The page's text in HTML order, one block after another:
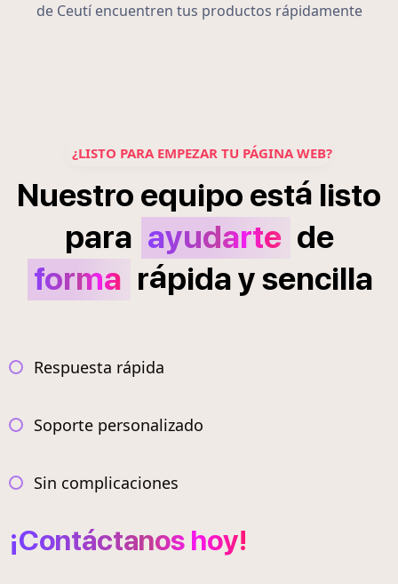
de Ceutí encuentren tus productos rápidamente
¿LISTO PARA EMPEZAR TU PÁGINA WEB?
Nuestro equipo está listo
para ayudarte de
forma rápidaysencilla
Respuesta rápida
Soporte personalizado
Sin complicaciones
¡Contáctanos hoy!